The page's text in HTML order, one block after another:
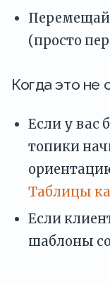
(просто
Когда это не
Если у вас
топики
Таблицы
Если
шаблоны